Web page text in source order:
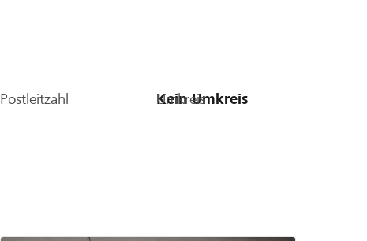
Postleitzahl Umkreis